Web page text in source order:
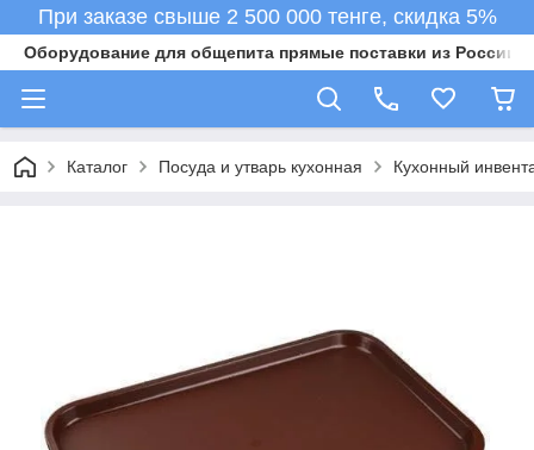
При заказе свыше 2 500 000 тенге, скидка 5%
Оборудование для общепита прямые поставки из России в
Каталог Посуда и утварь кухонная Кухонный